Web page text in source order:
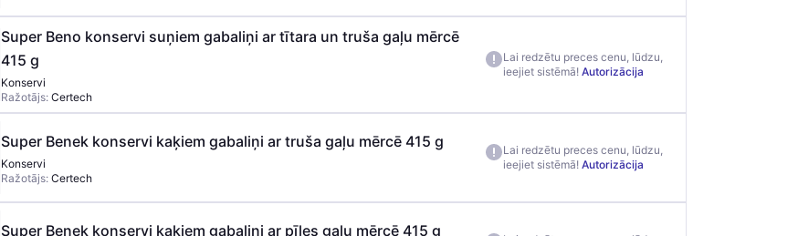
Super Beno konservi suņiem gabaliņi ar tītara un truša gaļu mērcē
415 g
Konservi
Ražotājs: Certech
Lai redzētu preces cenu, lūdzu,
ieejiet sistēmā! Autorizācija
Super Benek konservi kaķiem gabaliņi ar truša gaļu mērcē 415 g
Konservi
Ražotājs: Certech
Lai redzētu preces cenu, lūdzu,
ieejiet sistēmā! Autorizācija
Super Benek konservi kaķiem gabaliņi ar pīles gaļu mērcē 415 g